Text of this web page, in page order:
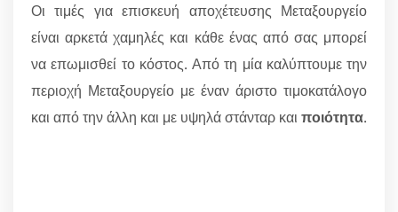
Οι τιμές για επισκευή αποχέτευσης Μεταξουργείο
είναι αρκετά χαμηλές και κάθε ένας από σας μπορεί
να επωμισθεί το κόστος. Από τη μία καλύπτουμε την
περιοχή Μεταξουργείο με έναν άριστο τιμοκατάλογο
και από την άλλη και με υψηλά στάνταρ και ποιότητα.